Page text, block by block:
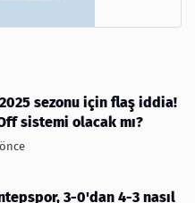
sezonu için flaş iddia!
sistemi olacak mı?
3-0'dan 4-3 nasıl